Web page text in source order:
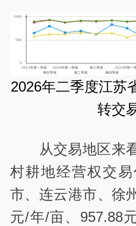
2026年二季度江苏
转交
从交易地区来
村耕地经营权交
市、连云港市、徐
元/年/亩、957.88